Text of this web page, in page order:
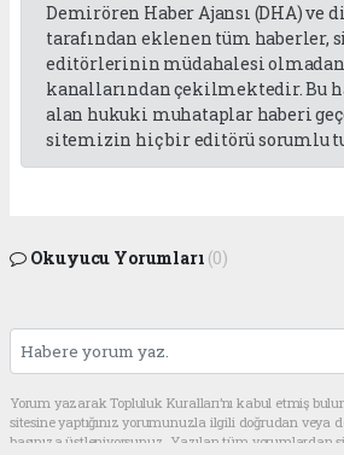
Demirören Haber Ajansı (DHA) ve
tarafından eklenen tüm haberler,
editörlerinin müdahalesi olmadan
kanallarından çekilmektedir. Bu
alan hukuki muhataplar haberi
sitemizin hiç bir editörü sorumlu
Okuyucu Yorumları (0)
Yorum yazarak Topluluk Kuralları’nı kabul etmiş
sitesine yaptığınız yorumunuzla ilgili doğrudan veya
başınıza üstleniyorsunuz. Yazılan tüm yorumlardan